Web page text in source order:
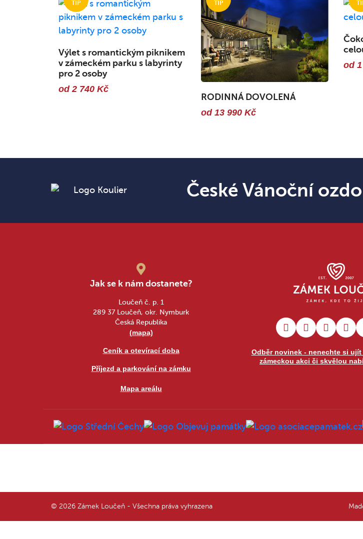
Výlet s romantickým piknikem
v zámeckém parku s labyrinty
pro 2 osoby
od 2 740 Kč
RODINNÁ DOVOLENÁ
od 13 990 Kč
od
České Vánoční
Jak se k nám dostanete?
Loučeň č. p. 1
289 37 Loučeň, okr. Nymburk
Česká Republika
(mapa)
Ceník a otevírací doba
Příjezd a parkování na zámku
Mapa areálu
Odběr novinek - nenechte si
zámeckou akci či skvělou
© 2026 Zámek Loučeň - Všechna práva vyhrazena